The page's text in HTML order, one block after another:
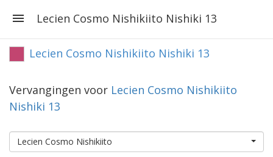
Lecien Cosmo Nishikiito Nishiki 13
Lecien Cosmo Nishikiito Nishiki 13
Vervangingen voor Lecien Cosmo Nishikiito
Nishiki 13
Lecien Cosmo Nishikiito